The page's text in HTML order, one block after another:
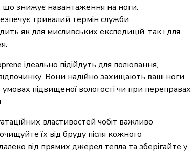
що знижує навантаження на ноги.
тривалий термін служби.
як для мисливських експедицій, так і для
ідеально підійдуть для полювання,
Вони надійно захищають ваші ноги
підвищеної вологості чи при переправах
властивостей чобіт важливо
їх від бруду після кожного
від прямих джерел тепла та зберігайте у